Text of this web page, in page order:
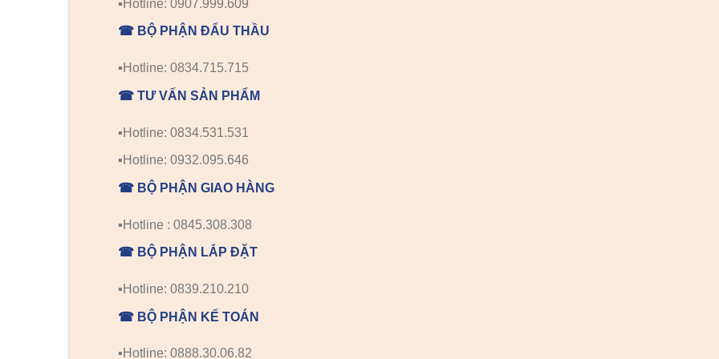
▪️Hotline: 0907.999.609
☎ BỘ PHẬN ĐẤU THẦU
▪️Hotline: 0834.715.715
☎ TƯ VẤN SẢN PHẨM
▪️Hotline: 0834.531.531
▪️Hotline: 0932.095.646
☎ BỘ PHẬN GIAO HÀNG
▪️Hotline : 0845.308.308
☎ BỘ PHẬN LẮP ĐẶT
▪️Hotline: 0839.210.210
☎ BỘ PHẬN KẾ TOÁN
▪️Hotline: 0888.30.06.82